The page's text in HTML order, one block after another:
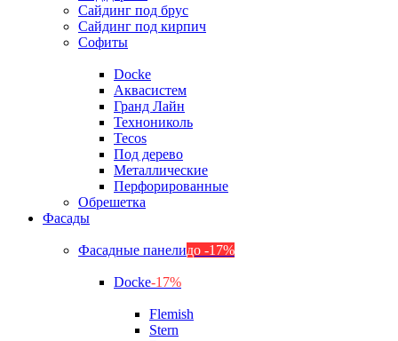
Сайдинг под брус
Сайдинг под кирпич
Софиты
Docke
Аквасистем
Гранд Лайн
Технониколь
Tecos
Под дерево
Металлические
Перфорированные
Обрешетка
Фасады
Фасадные панелидо -17%
Docke-17%
Flemish
Stern